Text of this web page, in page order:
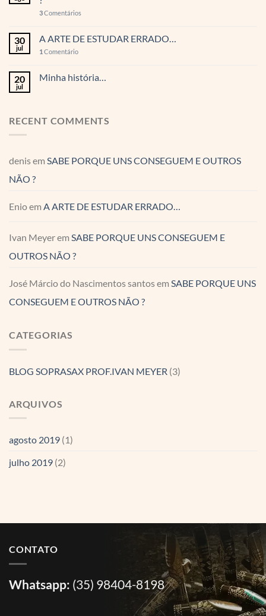
3Comentários
30
jul
A ARTE DE ESTUDAR ERRADO…
1 Comentário
20
jul
Minha história…
RECENT COMMENTS
denisem SABE PORQUE UNS CONSEGUEM E OUTROS
NÃO ?
Enioem A ARTE DE ESTUDAR ERRADO…
Ivan Meyerem SABE PORQUE UNS CONSEGUEM E
OUTROS NÃO ?
José Márcio do Nascimentos santosem SABE PORQUE UNS
CONSEGUEM E OUTROS NÃO ?
CATEGORIAS
BLOG SOPRASAX PROF.IVAN MEYER (3)
ARQUIVOS
agosto 2019 (1)
julho 2019 (2)
CONTATO
Whatsapp: (35) 98404-8198